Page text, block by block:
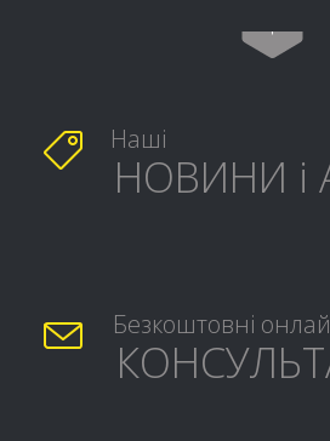
 Наші
НОВИНИ і
 Безкоштовні